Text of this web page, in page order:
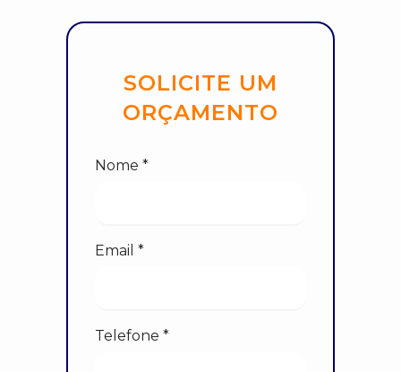
SOLICITE UM
ORÇAMENTO
Nome *
Email *
Telefone *